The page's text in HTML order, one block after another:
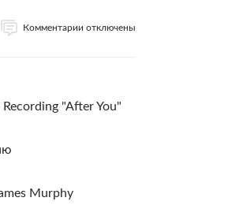
Комментарии отключены
"After You"
Murphy